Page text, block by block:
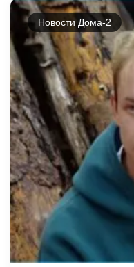
Новости Дома-2